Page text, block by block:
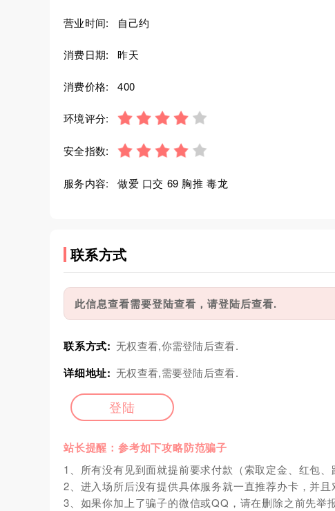
营业时间: 自己约
消费日期: 昨天
消费价格: 400
环境评分:
安全指数:
服务内容: 做爱 口交 69 胸推 毒龙
联系方式
此信息查看需要登陆查看，请登陆后查看.
联系方式: 无权查看,你需登陆后查看.
详细地址: 无权查看,需要登陆后查看.
登陆
站长提醒：参考如下攻略防范骗子
1、所有没有见到面就提前要求付款（索取定金、红包、
2、进入场所后没有提供具体服务就一直推荐办卡，并且
3、如果你加上了骗子的微信或QQ，请在删除之前先举